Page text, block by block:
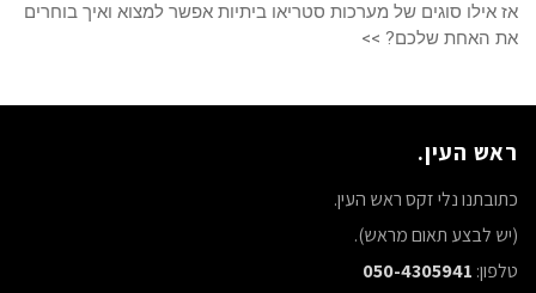
אז אילו סוגים של מערכות סטריאו ביתיות אפשר למצוא ואיך בוחרים
את האחת שלכם? >>
ראש העין.
כתובתנו נלי זקס ראש העין.
(יש לבצע תאום מראש).
טלפון: 050-4305941